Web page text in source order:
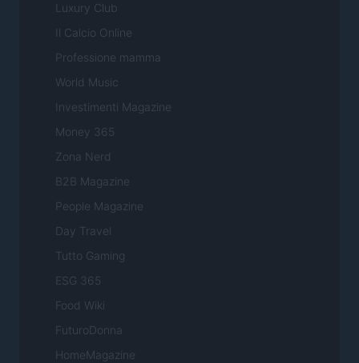
Luxury Club
Il Calcio Online
Professione mamma
World Music
Investimenti Magazine
Money 365
Zona Nerd
B2B Magazine
People Magazine
Day Travel
Tutto Gaming
ESG 365
Food Wiki
FuturoDonna
HomeMagazine